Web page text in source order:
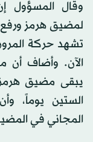
وقال المسؤول
لمضيق هرمز ورفع
تشهد حركة
الآن. وأضاف أن
يبقى مضيق
الستين يوماً،
المجاني في